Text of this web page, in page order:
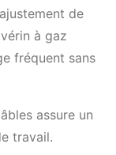
de
à gaz
fréquent sans
assure un
travail.